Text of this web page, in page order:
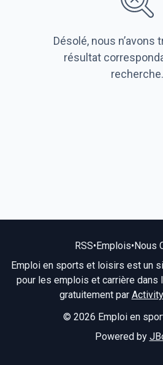
Désolé, nous n’avons
résultat
recherche.
RSS•Emplois•Nous
Emploi en sports et loisirs est un
pour les emplois et carrière
gratuitement par
© 2026 Emploi en
Powered by